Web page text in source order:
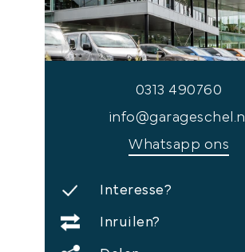
0313 490760
info@garageschel.nl
Whatsapp ons
Interesse?
Inruilen?